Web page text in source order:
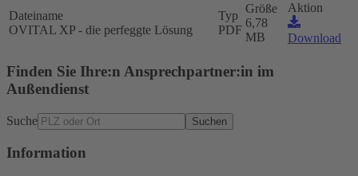
Dateiname
OVITAL XP - die perfeggte Lösung
Typ
PDF
Größe
6,78
MB
Aktion
Download
Finden Sie Ihre:n Ansprechpartner:in im
Außendienst
Suche Suchen
Information